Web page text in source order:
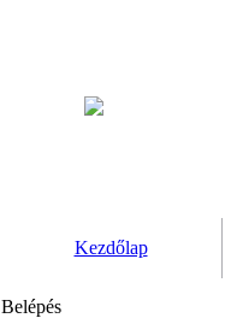
Kezdőlap
Belépés